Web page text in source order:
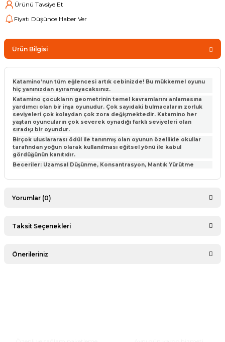
Ürünü Tavsiye Et
Fiyatı Düşünce Haber Ver
Ürün Bilgisi
Katamino’nun tüm eğlencesi artık cebinizde! Bu mükkemel oyunu
hiç yanınızdan ayıramayacaksınız.
Katamino çocukların geometrinin temel kavramlarını anlamasına
yardımcı olan bir inşa oyunudur. Çok sayıdaki bulmacaların zorluk
seviyeleri çok kolaydan çok zora değişmektedir. Katamino her
yaştan oyuncuların çok severek oynadığı farklı seviyeleri olan
sıradışı bir oyundur.
Birçok uluslararası ödül ile tanınmış olan oyunun özellikle okullar
tarafından yoğun olarak kullanılması eğitsel yönü ile kabul
gördüğünün kanıtıdır.
Beceriler: Uzamsal Düşünme, Konsantrasyon, Mantık Yürütme
Yorumlar (0)
Taksit Seçenekleri
Önerileriniz